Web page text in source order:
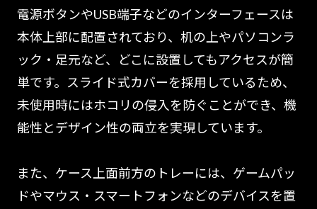
電源ボタンやUSB端子などのインターフェースは
本体上部に配置されており、机の上やパソコンラ
ック・足元など、どこに設置してもアクセスが簡
単です。スライド式カバーを採用しているため、
未使用時にはホコリの侵入を防ぐことができ、機
能性とデザイン性の両立を実現しています。
また、ケース上面前方のトレーには、ゲームパッ
ドやマウス・スマートフォンなどのデバイスを置